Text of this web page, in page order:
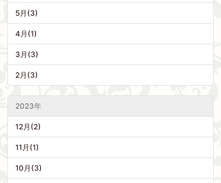
5月(3)
4月(1)
3月(3)
2月(3)
2023年
12月(2)
11月(1)
10月(3)